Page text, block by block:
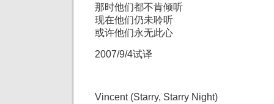
那时他们都不肯倾听
现在他们仍未聆听
或许他们永无此心
2007/9/4试译
Vincent (Starry, Starry Night)